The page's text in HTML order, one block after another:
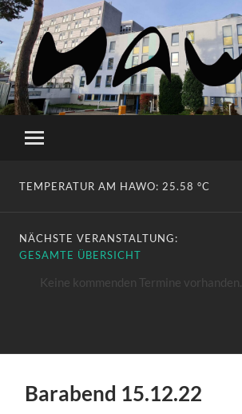
HaWo
Mobile-
TEMPERATUR AM HAWO: 25.58 °C
NÄCHSTE VERANSTALTUNG:
GESAMTE ÜBERSICHT
Keine kommenden Termine vorhanden.
Barabend 15.12.22